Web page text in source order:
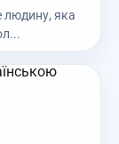
людину, яка